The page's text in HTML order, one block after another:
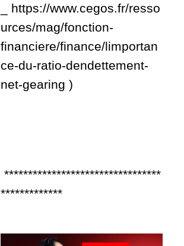
https://www.cegos.fr/resso
urces/mag/fonction-
financiere/finance/limportan
ce-du-ratio-dendettement-
net-gearing )
*********************************
*************